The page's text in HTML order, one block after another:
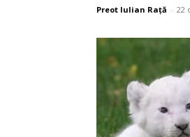
Preot Iulian Raţă - 22